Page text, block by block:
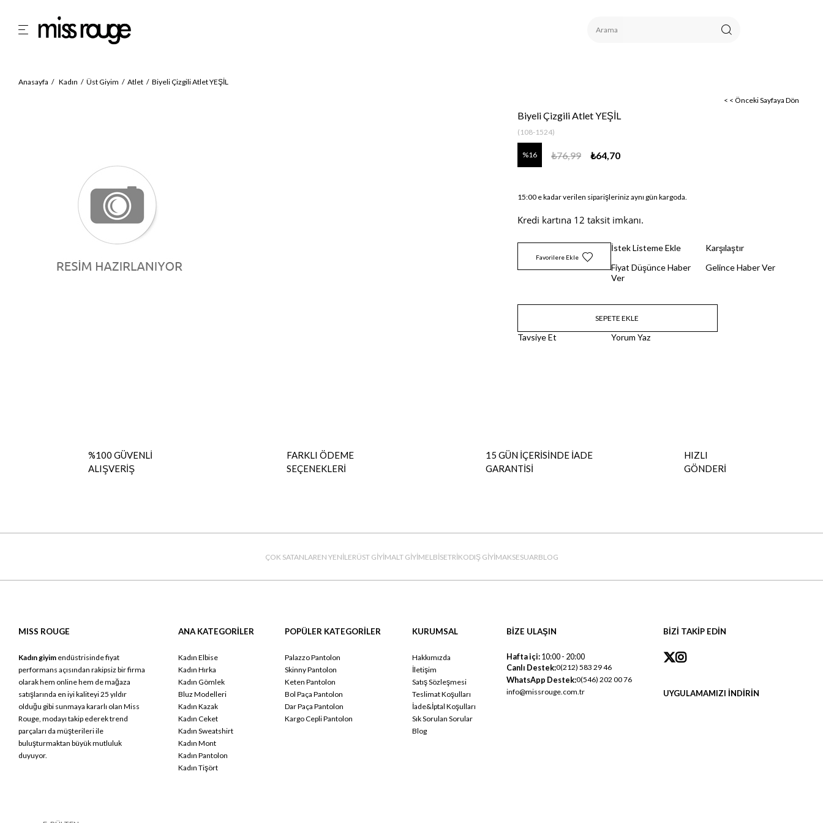
Anasayfa Kadın Üst Giyim Atlet
Biyeli Çizgili Atlet YEŞİL
< < Önceki Sayfaya Dön
Biyeli Çizgili Atlet YEŞİL
(108-1524)
16 ₺76,99 ₺64,70
15:00 e kadar verilen siparişleriniz aynı gün kargoda.
Kredi kartına 12 taksit imkanı.
Favorilere Ekle
İstek Listeme Ekle
Karşılaştır
Fiyat Düşünce Haber
Ver
Gelince Haber Ver
Tavsiye Et Yorum Yaz
%100 GÜVENLİ
ALIŞVERİŞ
FARKLI ÖDEME
SEÇENEKLERİ
15 GÜN İÇERİSİNDE İADE
GARANTİSİ
HIZLI
GÖNDERİ
ÇOK SATANLAREN YENİLERÜST GİYİMALT GİYİMELBİSETRİKODIŞ GİYİMAKSESUARBLOG
MISS ROUGE
Kadın giyim endüstrisinde fiyat
performans açısından rakipsiz bir firma
olarak hem online hem de mağaza
satışlarında en iyi kaliteyi 25 yıldır
olduğu gibi sunmaya kararlı olan Miss
Rouge, modayı takip ederek trend
parçaları da müşterileri ile
buluşturmaktan büyük mutluluk
duyuyor.
ANA KATEGORİLER
Kadın Elbise
Kadın Hırka
Kadın Gömlek
Bluz Modelleri
Kadın Kazak
Kadın Ceket
Kadın Sweatshirt
Kadın Mont
Kadın Pantolon
Kadın Tişört
POPÜLER KATEGORİLER
Palazzo Pantolon
Skinny Pantolon
Keten Pantolon
Bol Paça Pantolon
Dar Paça Pantolon
Kargo Cepli Pantolon
KURUMSAL
Hakkımızda
İletişim
Satış Sözleşmesi
Teslimat Koşulları
İade&İptal Koşulları
Sık Sorulan Sorular
Blog
BİZE ULAŞIN
Hafta içi:10:00 - 20:00
Canlı Destek:0(212) 583 29 46
WhatsApp Destek:0(546) 202 00 76
info@missrouge.com.tr
BİZİ TAKİP EDİN
UYGULAMAMIZI İNDİRİN